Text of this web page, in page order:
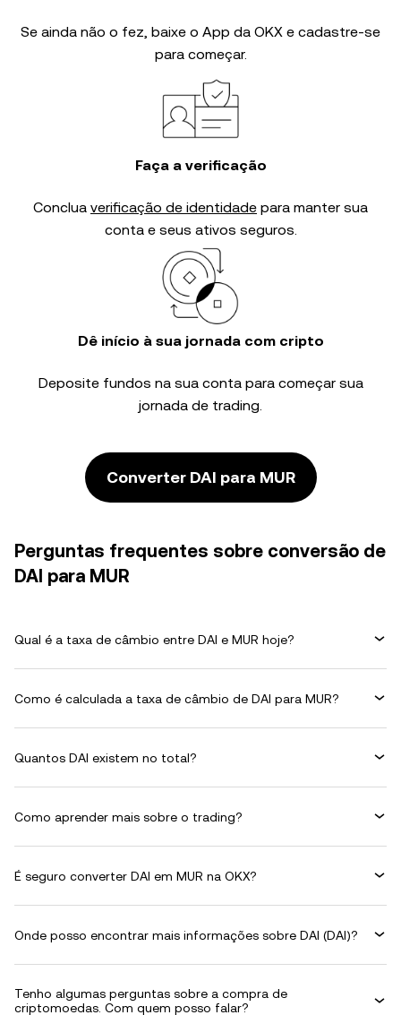
Se ainda não o fez, baixe o App da OKX e cadastre-se
para começar.
Faça a verificação
Conclua verificação de identidade para manter sua
conta e seus ativos seguros.
Dê início à sua jornada com cripto
Deposite fundos na sua conta para começar sua
jornada de trading.
Converter DAI para MUR
Perguntas frequentes sobre conversão de
DAI para MUR
Qual é a taxa de câmbio entre DAI e MUR hoje?
Como é calculada a taxa de câmbio de DAI para MUR?
Quantos DAI existem no total?
Como aprender mais sobre o trading?
É seguro converter DAI em MUR na OKX?
Onde posso encontrar mais informações sobre DAI (DAI)?
Tenho algumas perguntas sobre a compra de
criptomoedas. Com quem posso falar?